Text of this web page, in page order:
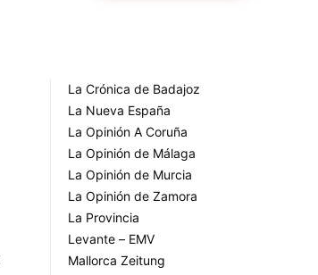
La Crónica de Badajoz
La Nueva España
La Opinión A Coruña
La Opinión de Málaga
La Opinión de Murcia
La Opinión de Zamora
La Provincia
Levante – EMV
Mallorca Zeitung